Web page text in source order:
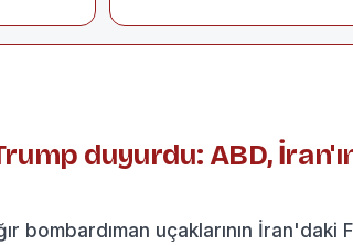
duyurdu: ABD,
bombardıman uçaklarının İran'daki